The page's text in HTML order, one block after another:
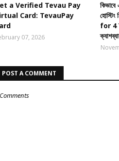
a Verified Tevau Pay
Card: TevauPay
07, 2026
for 4
POST A COMMENT